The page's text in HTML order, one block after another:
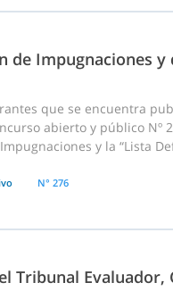
de Impugnaciones
que se encuentra
abierto y público
y la “Lista
N° 276
Tribunal Evaluador,